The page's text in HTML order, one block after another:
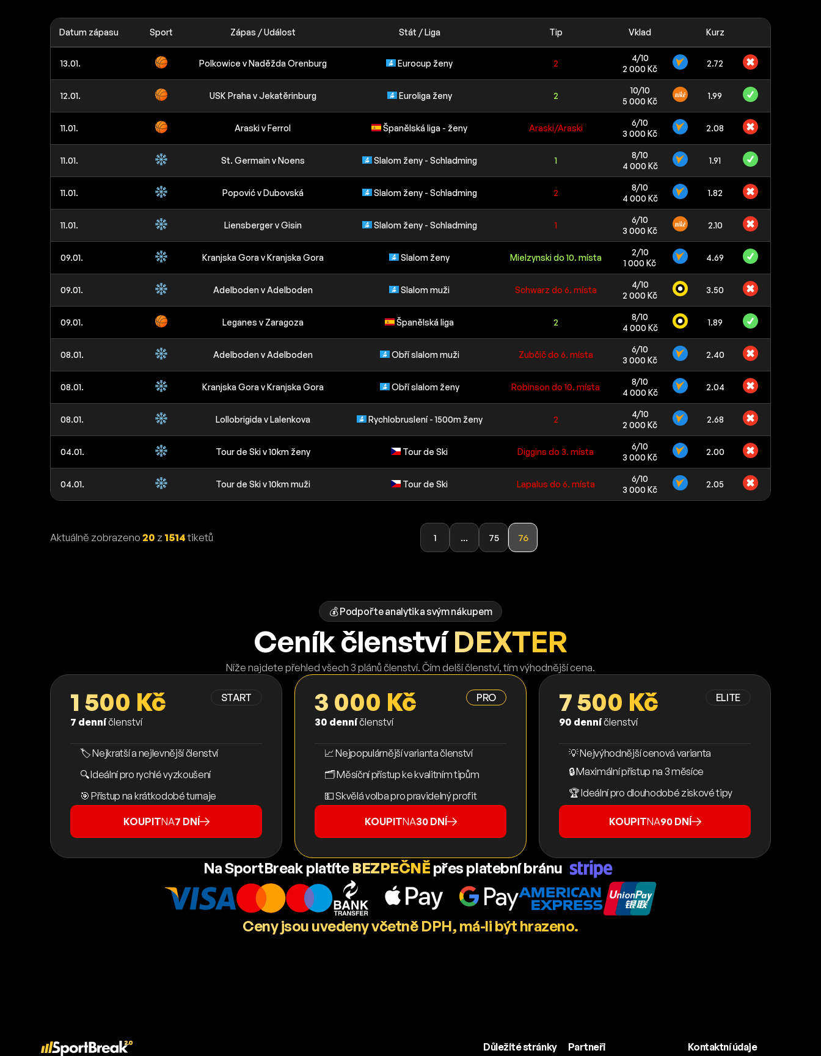
Datum zápasu Sport Zápas / Událost Stát / Liga Tip Vklad Kurz
13.01. Polkowice v Naděžda Orenburg Eurocup ženy 2
4/10
2 000 Kč
2.72
12.01. USK Praha v Jekatěrinburg Euroliga ženy 2
10/10
5 000 Kč
1.99
11.01. Araski v Ferrol Španělská liga - ženy Araski/Araski
6/10
3 000 Kč
2.08
11.01. St. Germain v Noens Slalom ženy - Schladming 1
8/10
4 000 Kč
1.91
11.01. Popović v Dubovská Slalom ženy - Schladming 2
8/10
4 000 Kč
1.82
11.01. Liensberger v Gisin Slalom ženy - Schladming 1
6/10
3 000 Kč
2.10
09.01. Kranjska Gora v Kranjska Gora Slalom ženy Mielzynski do 10. místa
2/10
1 000 Kč
4.69
09.01. Adelboden v Adelboden Slalom muži Schwarz do 6. místa
4/10
2 000 Kč
3.50
09.01. Leganes v Zaragoza Španělská liga 2
8/10
4 000 Kč
1.89
08.01. Adelboden v Adelboden Obří slalom muži Zubčič do 6. místa
6/10
3 000 Kč
2.40
08.01. Kranjska Gora v Kranjska Gora Obří slalom ženy Robinson do 10. místa
8/10
4 000 Kč
2.04
08.01. Lollobrigida v Lalenkova Rychlobruslení - 1500m ženy 2
4/10
2 000 Kč
2.68
04.01. Tour de Ski v 10km ženy Tour de Ski Diggins do 3. místa
6/10
3 000 Kč
2.00
04.01. Tour de Ski v 10km muži Tour de Ski Lapalus do 6. místa
6/10
3 000 Kč
2.05
Aktuálně zobrazeno 20 z 1514tiketů 1 ... 75 76
💰 Podpořte analytika svým nákupem
Ceník členstvíDEXTER
Níže najdete přehled všech 3 plánů členství. Čím delší členství, tím výhodnější cena.
START
1 500 Kč
7 denníčlenství
🏷️ Nejkratší a nejlevnější členství
🔍 Ideální pro rychlé vyzkoušení
🎯 Přístup na krátkodobé turnaje
KOUPITNA7 DNÍ
PRO
3 000 Kč
30 denníčlenství
📈 Nejpopulárnější varianta členství
🗂️ Měsíční přístup ke kvalitním tipům
💵 Skvělá volba pro pravidelný profit
KOUPITNA30 DNÍ
ELITE
7 500 Kč
90 denníčlenství
💡 Nejvýhodnější cenová varianta
🔒 Maximální přístup na 3 měsíce
🏆 Ideální pro dlouhodobé ziskové tipy
KOUPITNA90 DNÍ
Na SportBreak platíte BEZPEČNĚ přes platební bránu
Ceny jsou uvedeny včetně DPH, má-li být hrazeno.
Důležité stránky Partneři Kontaktní údaje